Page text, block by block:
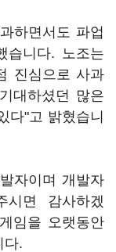
하면서도 파업
습니다. 노조는
진심으로 사과
대하셨던 많은
다"고 밝혔습니
자이며 개발자
시면 감사하겠
임을 오랫동안
다.